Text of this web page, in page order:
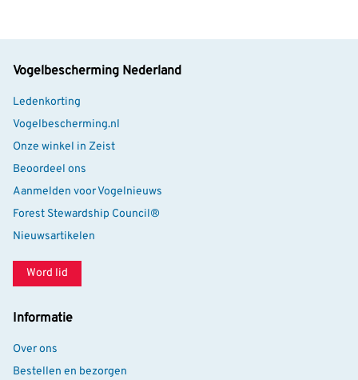
Vogelbescherming Nederland
Ledenkorting
Vogelbescherming.nl
Onze winkel in Zeist
Beoordeel ons
Aanmelden voor Vogelnieuws
Forest Stewardship Council®
Nieuwsartikelen
Word lid
Informatie
Over ons
Bestellen en bezorgen